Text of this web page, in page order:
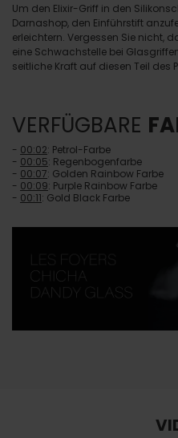
Um den Elixir-Griff in den
Darnashop, den Einführstift
erleichtern. Vergessen Sie nicht,
eine Schwachstelle bei
seitliche Kraft auf diesen Teil des
VERFÜGBARE
- 00:02: Petrol-Farbe
- 00:05: Regenbogenfarbe
- 00:07: Golden Rainbow Farbe
- 00:09: Purple Rainbow Farbe
- 00:11: Gold Black Farbe